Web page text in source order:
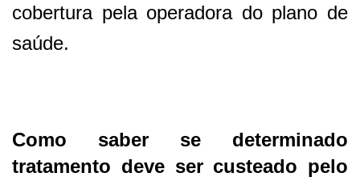
cobertura pela operadora do plano de
saúde.
Como saber se determinado
tratamento deve ser custeado pelo